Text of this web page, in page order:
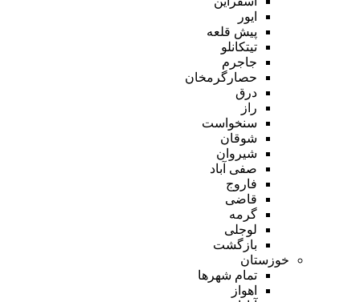
ایور
پیش قلعه
تیتکانلو
جاجرم
حصارگرمخان
درق
راز
سنخواست
شوقان
شیروان
صفی آباد
فاروج
قاضی
گرمه
لوجلی
بازگشت
خوزستان
تمام شهر‌ها
اهواز